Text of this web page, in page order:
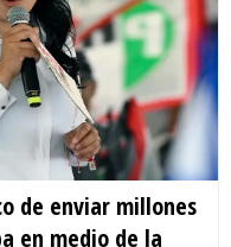
de enviar millones
en medio de la